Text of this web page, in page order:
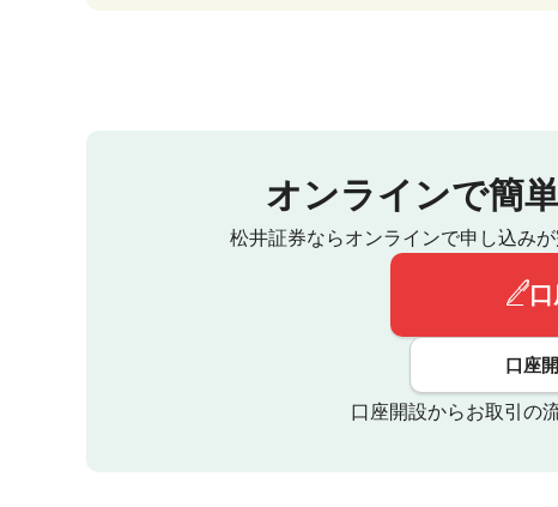
オンラインで簡単
松井証券ならオンラインで申し込みが
口
口座
口座開設からお取引の